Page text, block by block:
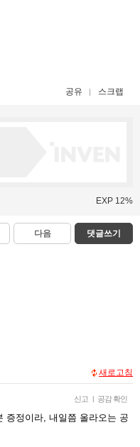
공유 스크랩
EXP 12%
다음 댓글쓰기
새로고침
신고 | 공감 확인
증정이라, 내일쯤 올라오는 공